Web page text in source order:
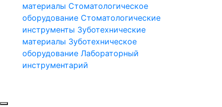
материалы Стоматологическое
оборудование Стоматологические
инструменты Зуботехнические
материалы Зуботехническое
оборудование Лабораторный
инструментарий